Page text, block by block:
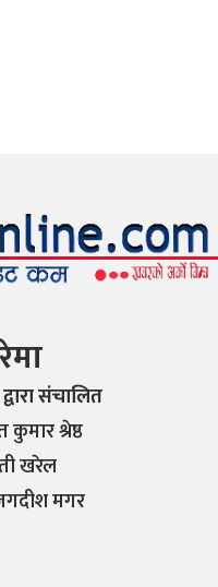
संचालित
कुमार श्रेष्ठ
खरेल
मगर